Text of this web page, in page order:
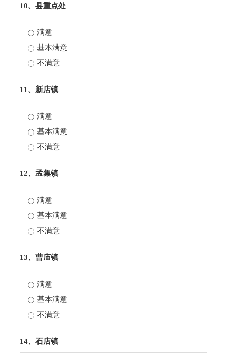
10、县重点处
满意
基本满意
不满意
11、新店镇
满意
基本满意
不满意
12、孟集镇
满意
基本满意
不满意
13、曹庙镇
满意
基本满意
不满意
14、石店镇